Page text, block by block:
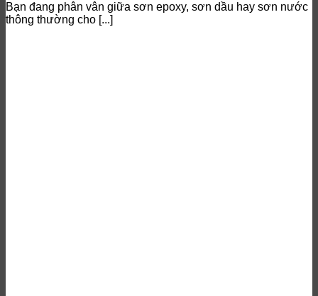
Bạn đang phân vân giữa sơn epoxy, sơn dầu hay sơn nước
thông thường cho [...]